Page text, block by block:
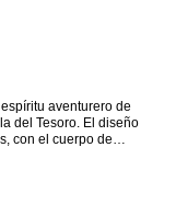
aventurero de
del Tesoro. El diseño
con el cuerpo de
la temática de la
del capuchón luce el